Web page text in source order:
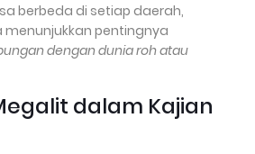
berbeda di setiap daerah,
menunjukkan pentingnya
dengan dunia roh atau
dalam Kajian